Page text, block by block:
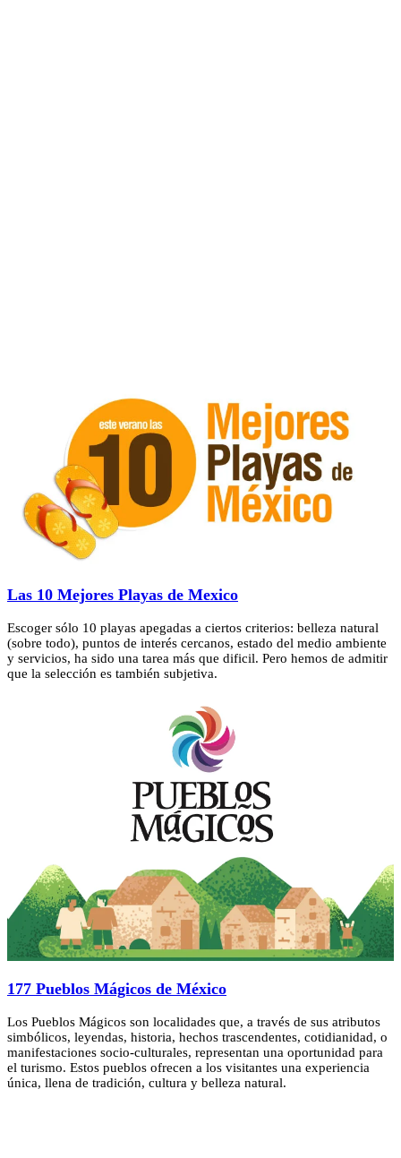
Las 10 Mejores Playas de Mexico
Escoger sólo 10 playas apegadas a ciertos criterios: belleza natural
(sobre todo), puntos de interés cercanos, estado del medio ambiente
y servicios, ha sido una tarea más que dificil. Pero hemos de admitir
que la selección es también subjetiva.
177 Pueblos Mágicos de México
Los Pueblos Mágicos son localidades que, a través de sus atributos
simbólicos, leyendas, historia, hechos trascendentes, cotidianidad, o
manifestaciones socio-culturales, representan una oportunidad para
el turismo. Estos pueblos ofrecen a los visitantes una experiencia
única, llena de tradición, cultura y belleza natural.